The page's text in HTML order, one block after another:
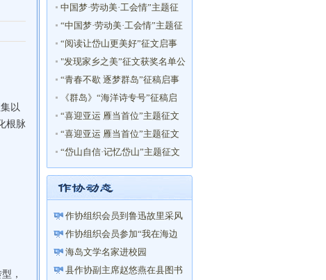
以
根脉
，
名单
中国梦·劳动美·工会情”主题征
文获奖名单
“中国梦·劳动美·工会情”主题征
文启事
“阅读让岱山更美好”征文启事
"发现家乡之美”征文获奖名单公
布！
“青春不歇 逐梦群岛”征稿启事
《群岛》“海洋诗专号”征稿启
事
“喜迎亚运 雁当首位”主题征文
获奖名单
“喜迎亚运 雁当首位”主题征文
启事
“岱山自信·记忆岱山”主题征文
活动获奖名单
作协组织会员到鲁迅故里采风
活动
作协组织会员参加“我在海边
读书”活动
海岛文学名家进校园
县作协副主席赵悠燕在县图书